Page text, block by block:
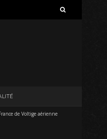
de Voltige aérienne